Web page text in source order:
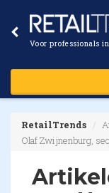
Voor professionals
RetailTrends
Olaf Zwijnenburg,